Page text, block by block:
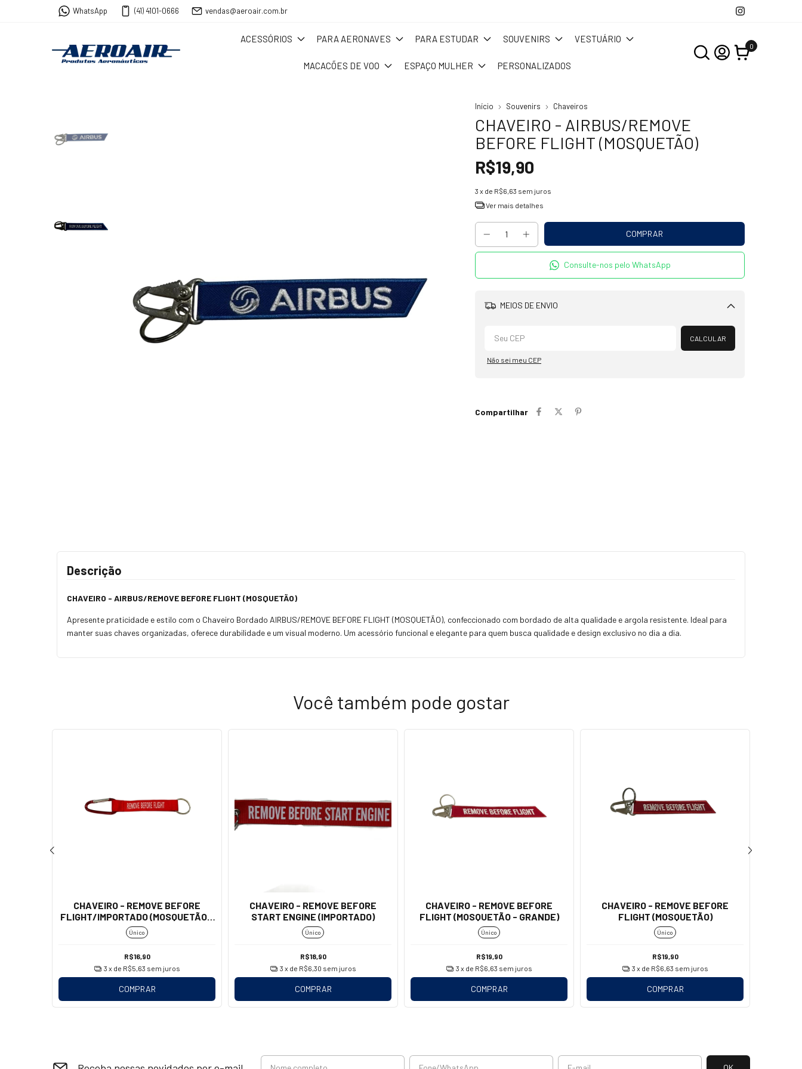
WhatsApp (41) 4101-0666 vendas@aeroair.com.br
ACESSÓRIOS PARA AERONAVES PARA ESTUDAR SOUVENIRS VESTUÁRIO
MACACÕES DE VOO ESPAÇO MULHER PERSONALIZADOS
0
Início Souvenirs Chaveiros
CHAVEIRO - AIRBUS/REMOVE
BEFORE FLIGHT (MOSQUETÃO)
R$19,90
3 x de R$6,63 sem juros
Ver mais detalhes
Consulte-nos pelo WhatsApp
MEIOS DE ENVIO
Alterar CEP
CALCULAR
Não sei meu CEP
Compartilhar
Descrição
CHAVEIRO - AIRBUS/REMOVE BEFORE FLIGHT (MOSQUETÃO)
Apresente praticidade e estilo com o Chaveiro Bordado AIRBUS/REMOVE BEFORE FLIGHT (MOSQUETÃO), confeccionado com bordado de alta qualidade e argola resistente. Ideal para
manter suas chaves organizadas, oferece durabilidade e um visual moderno. Um acessório funcional e elegante para quem busca qualidade e design exclusivo no dia a dia.
Você também pode gostar
CHAVEIRO - REMOVE BEFORE
FLIGHT/IMPORTADO (MOSQUETÃO -
VERMELHO)
Único
R$16,90
3 x de R$5,63 sem juros
COMPRAR
CHAVEIRO - REMOVE BEFORE
START ENGINE (IMPORTADO)
Único
R$18,90
3 x de R$6,30 sem juros
COMPRAR
CHAVEIRO - REMOVE BEFORE
FLIGHT (MOSQUETÃO - GRANDE)
Único
R$19,90
3 x de R$6,63 sem juros
COMPRAR
CHAVEIRO - REMOVE BEFORE
FLIGHT (MOSQUETÃO)
Único
R$19,90
3 x de R$6,63 sem juros
COMPRAR